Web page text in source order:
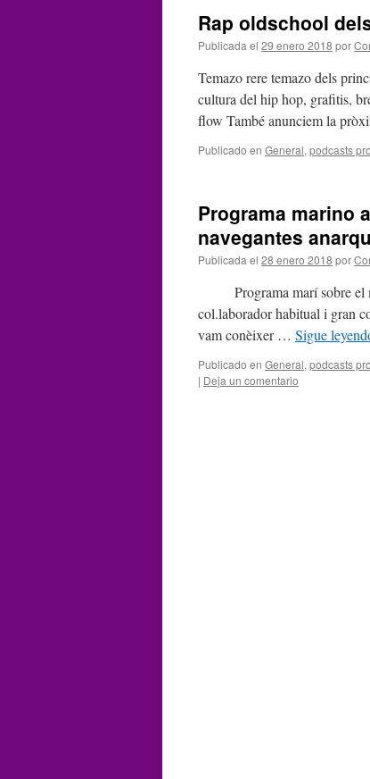
Rap oldschool
Publicada el 29 enero 2018 por
Temazo rere temazo dels
cultura del hip hop, grafitis,
flow També anunciem la
Publicado en General, podcasts
Programa marino
navegantes
Publicada el 28 enero 2018 por
Programa marí sobre el
col.laborador habitual i gran
vam conèixer … Sigue
Publicado en General, podcasts
| Deja un comentario